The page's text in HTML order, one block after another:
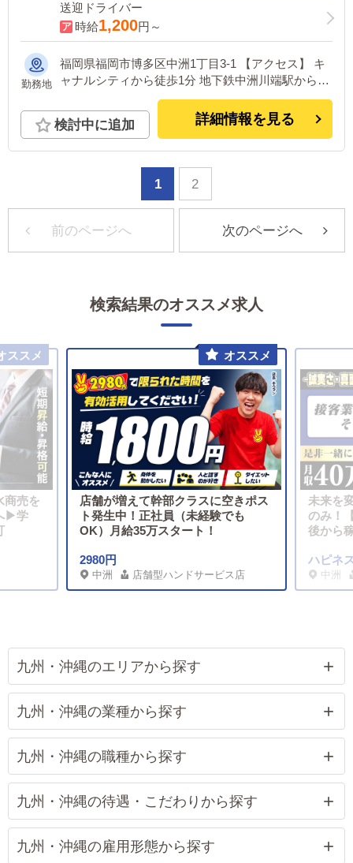
送迎ドライバー
時給1,200円～
勤務地
福岡県福岡市博多区中洲1丁目3-1 【アクセス】 キ
ャナルシティから徒歩1分 地下鉄中洲川端駅から徒
検討中に追加 詳細情報を見る
1 2
前のページへ 次のページへ
検索結果のオススメ求人
商売を
▶学
店舗が増えて幹部クラスに空きポス
ト発生中！正社員（未経験でも
OK）月給35万スタート！
2980円
中洲 店舗型ハンドサービス店
未来を
のみ！
後から
ハピネ
中洲
九州・沖縄のエリアから探す
九州・沖縄の業種から探す
九州・沖縄の職種から探す
九州・沖縄の待遇・こだわりから探す
九州・沖縄の雇用形態から探す